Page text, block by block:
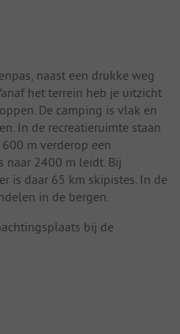
naast een drukke weg
het terrein heb je uitzicht
De camping is vlak en
In de recreatieruimte staan
m verderop een
naar 2400 m leidt. Bij
is daar 65 km skipistes. In de
in de bergen.
bij de